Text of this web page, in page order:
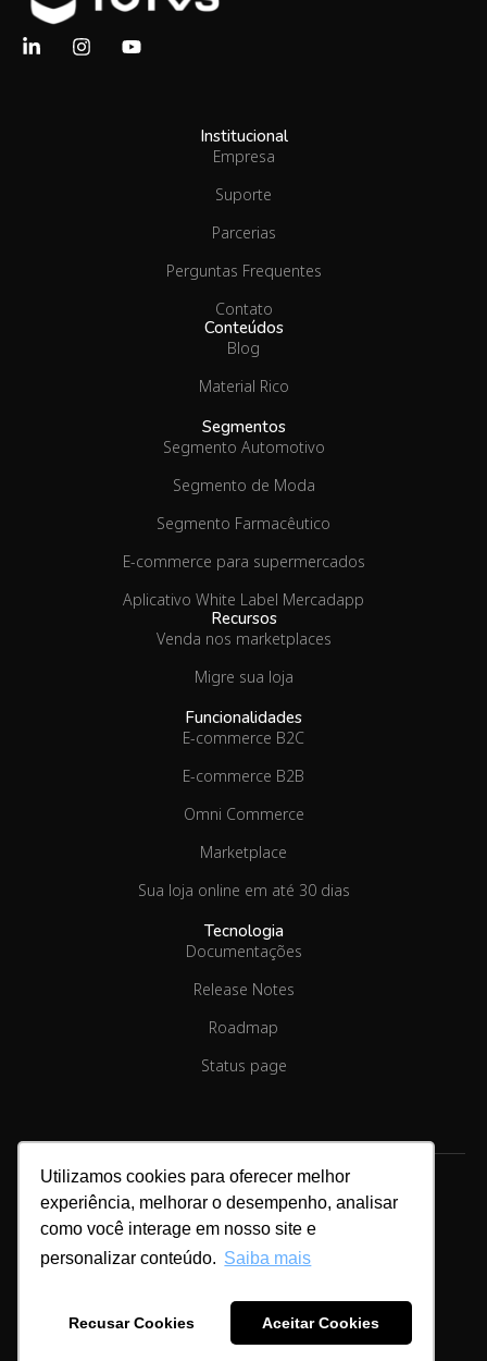
Utilizamos cookies para oferecer melhor
experiência, melhorar o desempenho, analisar
como você interage em nosso site e
personalizar conteúdo. Saiba mais
Recusar Cookies Aceitar Cookies
Institucional
Empresa
Suporte
Parcerias
Perguntas Frequentes
Contato
Conteúdos
Blog
Material Rico
Segmentos
Segmento Automotivo
Segmento de Moda
Segmento Farmacêutico
E-commerce para supermercados
Aplicativo White Label Mercadapp
Recursos
Venda nos marketplaces
Migre sua loja
Funcionalidades
E-commerce B2C
E-commerce B2B
Omni Commerce
Marketplace
Sua loja online em até 30 dias
Tecnologia
Documentações
Release Notes
Roadmap
Status page
Copyright © 2026.Linx Commerce
Cookies & Privacidade